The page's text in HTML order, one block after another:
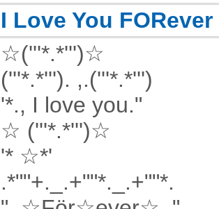
I Love You FORever
☆('''*.*''')☆
('''*.*'''). ,.('''*.*''')
'*., I love you."
☆ ('''*.*''')☆
'* ☆*'
.*""+._.+""*._.+""*.